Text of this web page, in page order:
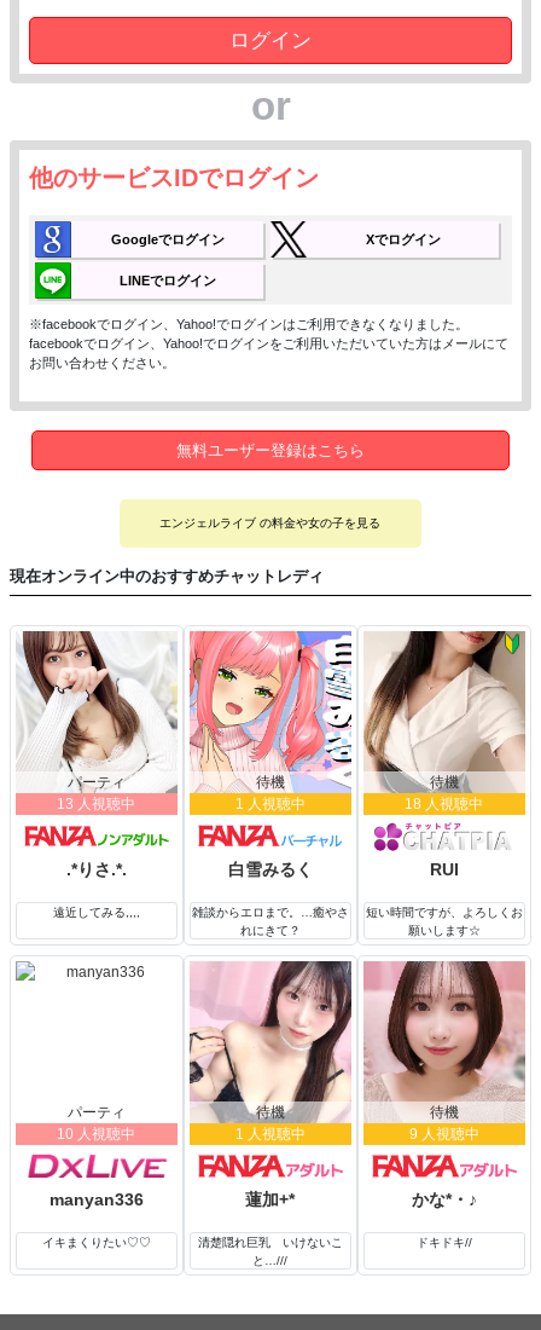
ログイン
or
他のサービスIDでログイン
Googleでログイン Xでログイン
LINEでログイン
※facebookでログイン、Yahoo!でログインはご利用できなくなりました。
facebookでログイン、Yahoo!でログインをご利用いただいていた方はメールにて
お問い合わせください。
無料ユーザー登録はこちら
エンジェルライブ の料金や女の子を見る
現在オンライン中のおすすめチャットレディ
パーティ
13 人視聴中
.*りさ.*.
遠近してみる,,,,
待機
1 人視聴中
白雪みるく
雑談からエロまで。…癒やさ
れにきて？
待機
18 人視聴中
RUI
短い時間ですが、よろしくお
願いします☆
パーティ
10 人視聴中
manyan336
イキまくりたい♡♡
待機
1 人視聴中
蓮加+*
清楚隠れ巨乳 いけないこ
と…///
待機
9 人視聴中
かな*・♪
ドキドキ//